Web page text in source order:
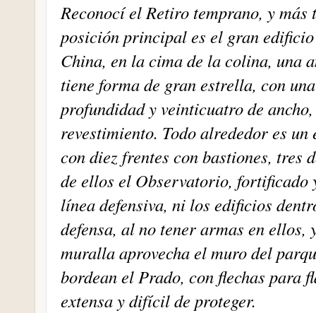
Reconocí el Retiro temprano, y
posición principal es el gran
China, en la cima de la colina, una
tiene forma de gran estrella, con
profundidad y veinticuatro de
revestimiento. Todo alrededor es
con diez frentes con bastiones, tres
de ellos el Observatorio, fortificado
línea defensiva, ni los edificios
defensa, al no tener armas en ellos,
muralla aprovecha el muro del
bordean el Prado, con flechas para
extensa y difícil de proteger.